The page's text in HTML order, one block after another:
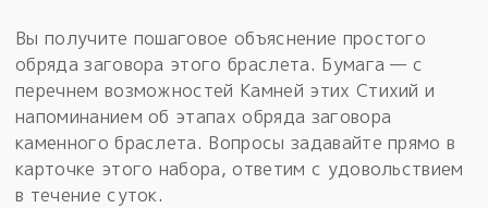
Вы получите пошаговое объяснение простого
обряда заговора этого браслета. Бумага — с
перечнем возможностей Камней этих Стихий и
напоминанием об этапах обряда заговора
каменного браслета. Вопросы задавайте прямо в
карточке этого набора, ответим с удовольствием
в течение суток.